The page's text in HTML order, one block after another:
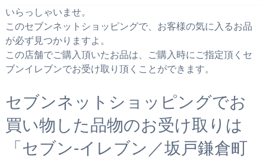
いらっしゃいませ。
このセブンネットショッピングで、お客様の気に入るお品
が必ず見つかりますよ。
この店舗でご購入頂いたお品は、ご購入時にご指定頂くセ
ブンイレブンでお受け取り頂くことができます。
セブンネットショッピングでお
買い物した品物のお受け取りは
「セブン‐イレブン／坂戸鎌倉町